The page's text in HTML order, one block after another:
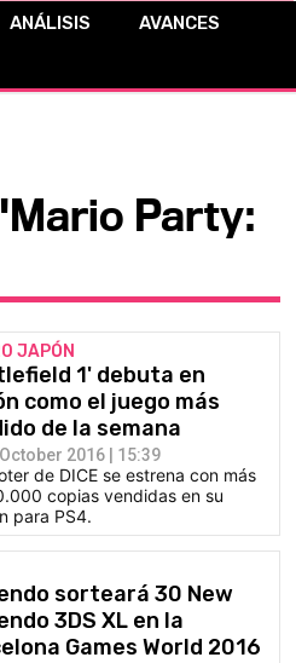
CÓMICS
ANÁLISIS
AVANCES
Party:
JAPÓN
1' debuta en
como el juego más
de la semana
2016 | 15:39
de DICE se estrena con más
copias vendidas en su
para PS4.
sorteará 30 New
3DS XL en la
Games World 2016